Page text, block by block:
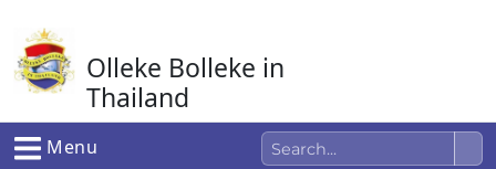
naar
de
inhoud
Olleke Bolleke in
Thailand
In Thailand
Menu